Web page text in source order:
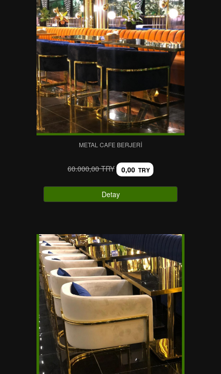
METAL CAFE BERJERI
60.000,00 TRY 0,00 TRY
Detay